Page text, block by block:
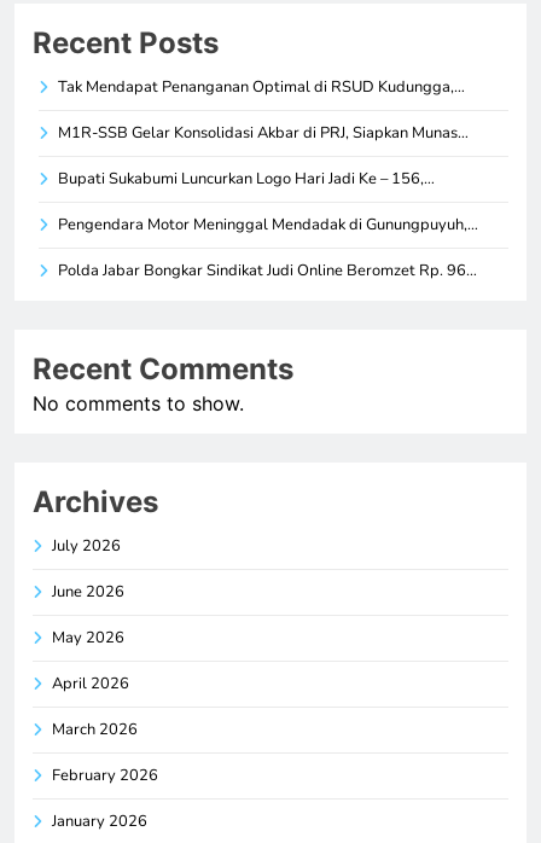
Recent Posts
Tak Mendapat Penanganan Optimal di RSUD Kudungga,…
M1R-SSB Gelar Konsolidasi Akbar di PRJ, Siapkan Munas…
Bupati Sukabumi Luncurkan Logo Hari Jadi Ke – 156,…
Pengendara Motor Meninggal Mendadak di Gunungpuyuh,…
Polda Jabar Bongkar Sindikat Judi Online Beromzet Rp. 96…
Recent Comments
No comments to show.
Archives
July 2026
June 2026
May 2026
April 2026
March 2026
February 2026
January 2026